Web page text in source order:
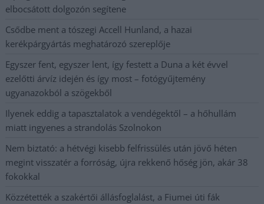
elbocsátott dolgozón segítene
Csődbe ment a tószegi Accell Hunland, a hazai
kerékpárgyártás meghatározó szereplője
Egyszer fent, egyszer lent, így festett a Duna a két évvel
ezelőtti árvíz idején és így most – fotógyűjtemény
ugyanazokból a szögekből
Ilyenek eddig a tapasztalatok a vendégektől – a hőhullám
miatt ingyenes a strandolás Szolnokon
Nem biztató: a hétvégi kisebb felfrissülés után jövő héten
megint visszatér a forróság, újra rekkenő hőség jön, akár 38
fokokkal
Közzétették a szakértői állásfoglalást, a Fiumei úti fák